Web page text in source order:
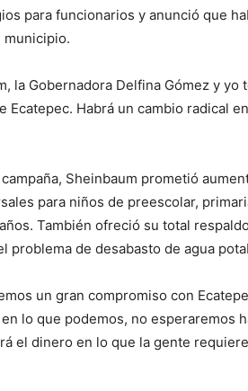
para funcionarios y anunció que
municipio.
la Gobernadora Delfina Gómez y yo
Habrá un cambio radical
Sheinbaum prometió
para niños de preescolar,
También ofreció su total
problema de desabasto de agua
un gran compromiso con
lo que podemos, no esperaremos
el dinero en lo que la gente